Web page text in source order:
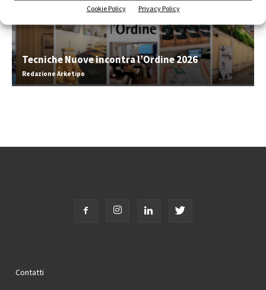
Cookie Policy Privacy Policy
Tecniche Nuove incontra l’Ordine 2026
Redazione Arketipo
Contatti